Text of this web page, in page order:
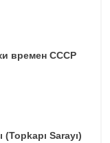
времен СССР
Sarayı)